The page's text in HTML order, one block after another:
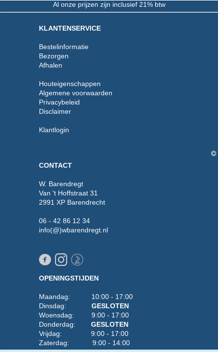
Al onze prijzen zijn inclusief 21% btw
KLANTENSERVICE
Bestelinformatie
Bezorgen
Afhalen
Houteigenschappen
Algemene voorwaarden
Privacybeleid
Disclaimer
Klantlogin
CONTACT
W. Barendregt
Van 't Hoffstraat 31
2991 XP Barendrecht
06 - 42 86 12 34
info(@)wbarendregt.nl
OPENINGSTIJDEN
Maandag: 10:00 - 17:00
Dinsdag: GESLOTEN
Woensdag: 9:00 - 17:00
Donderdag: GESLOTEN
Vrijdag: 9:00 - 17:00
Zaterdag: 9:00 - 14:00